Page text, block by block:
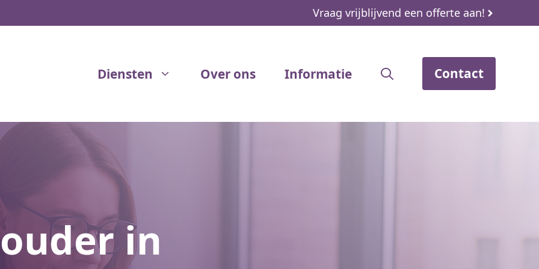
Vraag vrijblijvend een offerte aan!
Diensten Over ons Informatie Contact
in